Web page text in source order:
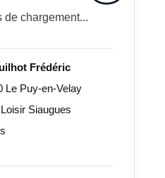
de chargement...
Frédéric
Le Puy-en-Velay
Siaugues